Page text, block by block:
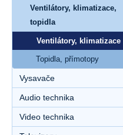
Ventilátory, klimatizace,
topidla
Ventilátory, klimatizace
Topidla, přímotopy
Vysavače
Audio technika
Video technika